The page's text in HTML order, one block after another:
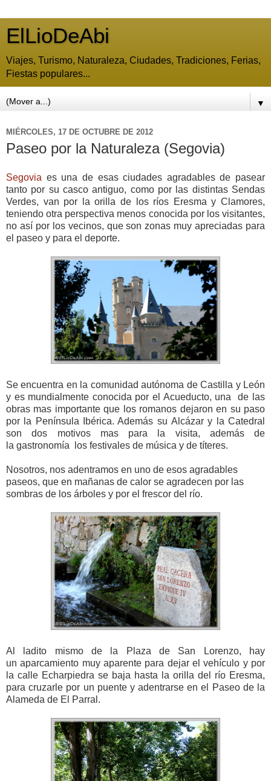
ElLioDeAbi
Viajes, Turismo, Naturaleza, Ciudades, Tradiciones, Ferias,
Fiestas populares...
▼
MIÉRCOLES, 17 DE OCTUBRE DE 2012
Paseo por la Naturaleza (Segovia)
Segovia es una de esas ciudades agradables de pasear
tanto por su casco antiguo, como por las distintas Sendas
Verdes, van por la orilla de los ríos Eresma y Clamores,
teniendo otra perspectiva menos conocida por los visitantes,
no así por los vecinos, que son zonas muy apreciadas para
el paseo y para el deporte.
Se encuentra en la comunidad autónoma de Castilla y León
y es mundialmente conocida por el Acueducto, una de las
obras mas importante que los romanos dejaron en su paso
por la Península Ibérica. Además su Alcázar y la Catedral
son dos motivos mas para la visita, además de
la gastronomía los festivales de música y de títeres.
Nosotros, nos adentramos en uno de esos agradables
paseos, que en mañanas de calor se agradecen por las
sombras de los árboles y por el frescor del río.
Al ladito mismo de la Plaza de San Lorenzo, hay
un aparcamiento muy aparente para dejar el vehículo y por
la calle Echarpiedra se baja hasta la orilla del río Eresma,
para cruzarle por un puente y adentrarse en el Paseo de la
Alameda de El Parral.